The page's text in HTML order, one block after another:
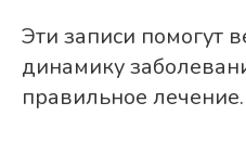
Эти записи помогут
динамику
правильное лечение.